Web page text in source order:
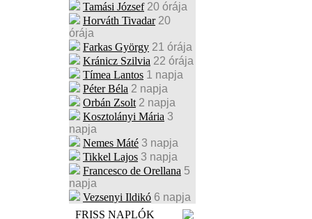
Tamási József 20 órája
Horváth Tivadar 20
órája
Farkas György 21 órája
Kránicz Szilvia 22 órája
Tímea Lantos 1 napja
Péter Béla 2 napja
Orbán Zsolt 2 napja
Kosztolányi Mária 3
napja
Nemes Máté 3 napja
Tikkel Lajos 3 napja
Francesco de Orellana 5
napja
Vezsenyi Ildikó 6 napja
FRISS NAPLÓK